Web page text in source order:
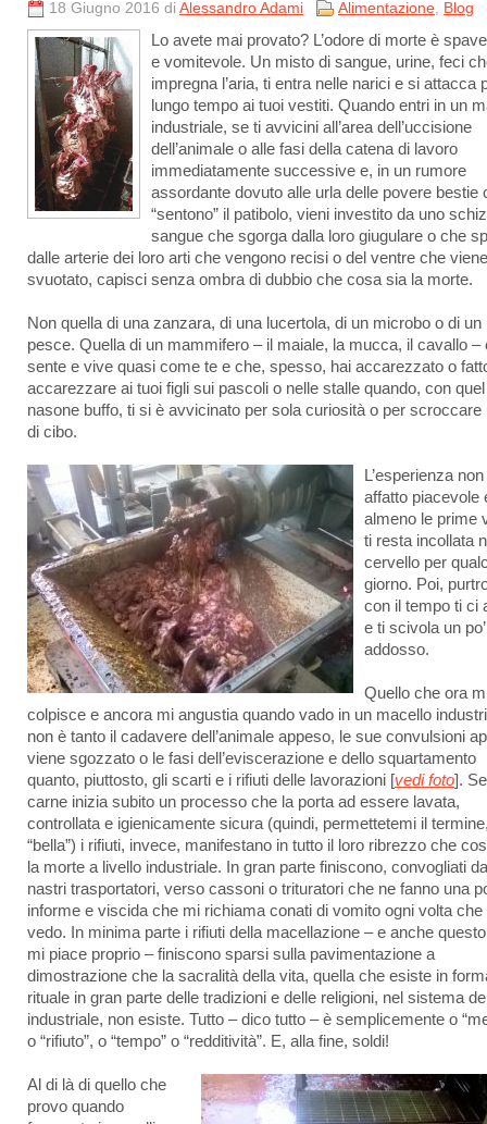
18 Giugno 2016 di Alessandro Adami Alimentazione, Blog
Lo avete mai provato? L’odore di morte è
e vomitevole. Un misto di sangue, urine, feci
impregna l’aria, ti entra nelle narici e si attacca
lungo tempo ai tuoi vestiti. Quando entri in un
industriale, se ti avvicini all’area dell’uccisione
dell’animale o alle fasi della catena di lavoro
immediatamente successive e, in un rumore
assordante dovuto alle urla delle povere bestie
“sentono” il patibolo, vieni investito da uno
sangue che sgorga dalla loro giugulare o che
dalle arterie dei loro arti che vengono recisi o del ventre che viene
svuotato, capisci senza ombra di dubbio che cosa sia la morte.
Non quella di una zanzara, di una lucertola, di un microbo o di un
pesce. Quella di un mammifero – il maiale, la mucca, il cavallo –
sente e vive quasi come te e che, spesso, hai accarezzato o
accarezzare ai tuoi figli sui pascoli o nelle stalle quando, con
nasone buffo, ti si è avvicinato per sola curiosità o per scroccare
di cibo.
L’esperienza
affatto piacevole
almeno le prime
ti resta incollata
cervello per
giorno. Poi,
con il tempo ti ci
e ti scivola un
addosso.
Quello che ora
colpisce e ancora mi angustia quando vado in un macello
non è tanto il cadavere dell’animale appeso, le sue convulsioni
viene sgozzato o le fasi dell’eviscerazione e dello squartamento
quanto, piuttosto, gli scarti e i rifiuti delle lavorazioni [vedi foto].
carne inizia subito un processo che la porta ad essere lavata,
controllata e igienicamente sicura (quindi, permettetemi il
“bella”) i rifiuti, invece, manifestano in tutto il loro ribrezzo che
la morte a livello industriale. In gran parte finiscono, convogliati da
nastri trasportatori, verso cassoni o trituratori che ne fanno una
informe e viscida che mi richiama conati di vomito ogni volta che
vedo. In minima parte i rifiuti della macellazione – e anche
mi piace proprio – finiscono sparsi sulla pavimentazione a
dimostrazione che la sacralità della vita, quella che esiste in
rituale in gran parte delle tradizioni e delle religioni, nel sistema
industriale, non esiste. Tutto – dico tutto – è semplicemente o
o “rifiuto”, o “tempo” o “redditività”. E, alla fine, soldi!
Al di là di quello che
provo quando